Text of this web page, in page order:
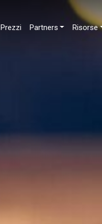
Prezzi Partners Risorse